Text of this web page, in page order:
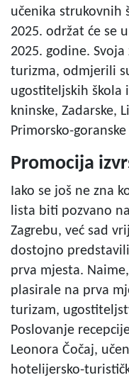
učenika strukovnih
2025. održat će se
2025. godine.
turizma, odmjerili
ugostiteljskih škola
kninske, Zadarske,
Primorsko-
Promocija
Iako se još ne zna
lista biti pozvano
Zagrebu, već sad
dostojno
prva mjesta.
plasirale na prva
turizam,
Poslovanje
Leonora Čočaj,
hotelijersko-